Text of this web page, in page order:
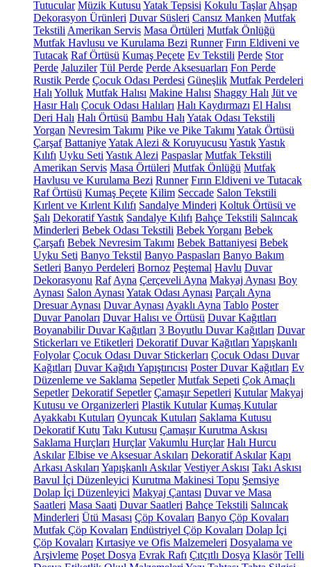
Tutucular Müzik Kutusu Yatak Tepsisi Kokulu Taşlar Ahşap
Dekorasyon Ürünleri Duvar Süsleri Cansız Manken Mutfak
Tekstili Amerikan Servis Masa Örtüleri Mutfak Önlüğü
Mutfak Havlusu ve Kurulama Bezi Runner Fırın Eldiveni ve
Tutacak Raf Örtüsü Kumaş Peçete Ev Tekstili Perde Stor
Perde Jaluziler Tül Perde Perde Aksesuarları Fon Perde
Rustik Perde Çocuk Odası Perdesi Güneşlik Mutfak Perdeleri
Halı Yolluk Mutfak Halısı Makine Halısı Shaggy Halı Jüt ve
Hasır Halı Çocuk Odası Halıları Halı Kaydırmazı El Halısı
Deri Halı Halı Örtüsü Bambu Halı Yatak Odası Tekstili
Yorgan Nevresim Takımı Pike ve Pike Takımı Yatak Örtüsü
Çarşaf BattaniyeYatak Alezi & Koruyucusu YastıkYastık
Kılıfı Uyku Seti Yastık Alezi Paspaslar Mutfak Tekstili
Amerikan Servis Masa Örtüleri Mutfak Önlüğü Mutfak
Havlusu ve Kurulama Bezi Runner Fırın Eldiveni ve Tutacak
Raf Örtüsü Kumaş Peçete Kilim Seccade Salon Tekstili
Kırlent ve Kırlent Kılıfı Sandalye Minderi Koltuk Örtüsü ve
Şalı Dekoratif Yastık Sandalye Kılıfı Bahçe Tekstili Salıncak
Minderleri Bebek Odası Tekstili Bebek Yorganı Bebek
Çarşafı Bebek Nevresim Takımı Bebek Battaniyesi Bebek
Uyku Seti Banyo Tekstil Banyo Paspasları Banyo Bakım
Setleri Banyo Perdeleri Bornoz Peştemal Havlu Duvar
Dekorasyonu Raf Ayna Çerçeveli Ayna Makyaj Aynası Boy
Aynası Salon Aynası Yatak Odası Aynası Parçalı Ayna
Dresuar Aynası Duvar Aynası Ayaklı Ayna Tablo Poster
Duvar Panoları Duvar Halısı ve Örtüsü Duvar Kağıtları
Boyanabilir Duvar Kağıtları 3 Boyutlu Duvar Kağıtları Duvar
Stickerları ve Etiketleri Dekoratif Duvar Kağıtları Yapışkanlı
Folyolar Çocuk Odası Duvar Stickerları Çocuk Odası Duvar
Kağıtları Duvar Kağıdı Yapıştırıcısı Poster Duvar Kağıtları Ev
Düzenleme ve Saklama Sepetler Mutfak Sepeti Çok Amaçlı
Sepetler Dekoratif Sepetler Çamaşır Sepetleri Kutular Makyaj
Kutusu ve Organizerleri Plastik Kutular Kumaş Kutular
Ayakkabı Kutuları Oyuncak Kutuları Saklama Kutusu
Dekoratif Kutu Takı Kutusu Çamaşır Kurutma Askısı
Saklama Hurçları Hurçlar Vakumlu Hurçlar Halı Hurcu
Askılar Elbise ve Aksesuar Askıları Dekoratif Askılar Kapı
Arkası Askıları Yapışkanlı Askılar Vestiyer Askısı Takı Askısı
Bavul İçi Düzenleyici Kurutma Makinesi Topu Şemsiye
Dolap İçi Düzenleyici Makyaj Çantası Duvar ve Masa
Saatleri Masa Saati Duvar Saatleri Bahçe Tekstili Salıncak
Minderleri Ütü Masası Çöp Kovaları Banyo Çöp Kovaları
Mutfak Çöp Kovaları Endüstriyel Çöp Kovaları Dolap İçi
Çöp Kovaları Kırtasiye ve Ofis Malzemeleri Dosyalama ve
Arşivleme Poşet Dosya Evrak Rafı Çıtçıtlı Dosya Klasör Telli